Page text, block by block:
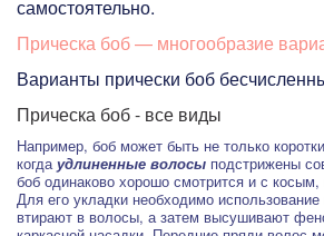
самостоятельно.
Прическа боб — многообразие
Варианты прически боб
Прическа боб - все виды
Например, боб может быть не только
когдаудлиненные волосы подстрижены
боб одинаково хорошо смотрится и с
Для его укладки необходимо
втирают в волосы, а затем высушивают